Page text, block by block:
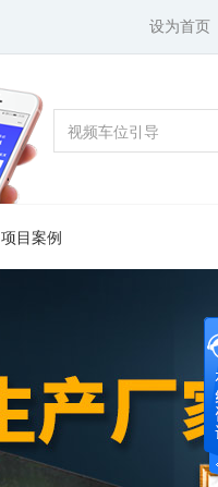
设为首页
项目案例